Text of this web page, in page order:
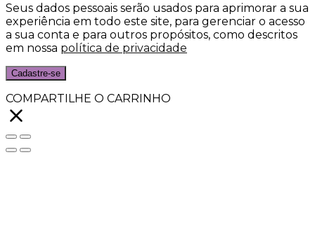
Seus dados pessoais serão usados para aprimorar a sua
experiência em todo este site, para gerenciar o acesso
a sua conta e para outros propósitos, como descritos
em nossa política de privacidade
Cadastre-se
COMPARTILHE O CARRINHO